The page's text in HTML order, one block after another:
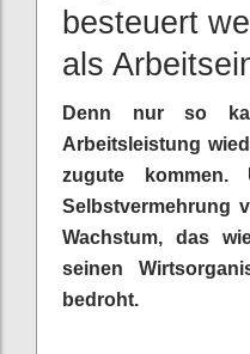
besteuert
als
Denn nur so
Arbeitsleistung
zugute kommen.
Selbstvermehrung
Wachstum, das
seinen
bedroht.